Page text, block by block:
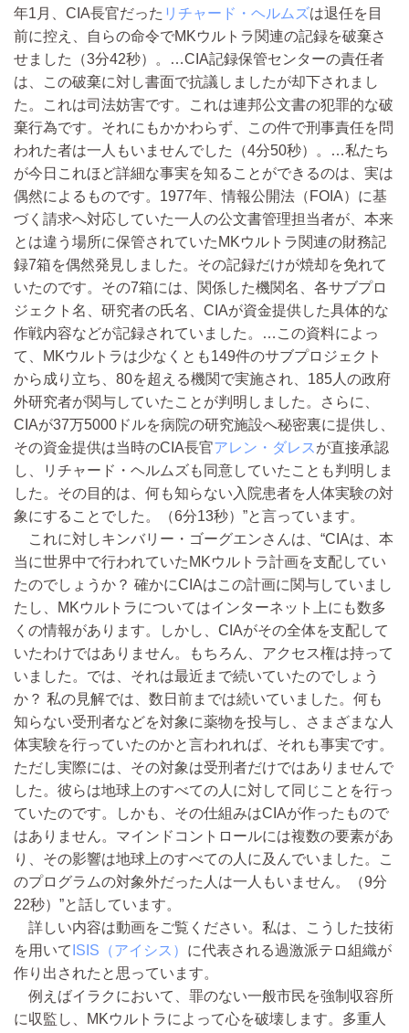
年1月、CIA長官だった リチャード・ヘルムズは退任を目
前に控え、自らの命令でMKウルトラ関連の記録を破棄さ
せました（3分42秒）。…CIA記録保管センターの責任者
は、この破棄に対し書面で抗議しましたが却下されまし
た。これは司法妨害です。これは連邦公文書の犯罪的な破
棄行為です。それにもかかわらず、この件で刑事責任を問
われた者は一人もいませんでした（4分50秒）。…私たち
が今日これほど詳細な事実を知ることができるのは、実は
偶然によるものです。1977年、情報公開法（FOIA）に基
づく請求へ対応していた一人の公文書管理担当者が、本来
とは違う場所に保管されていたMKウルトラ関連の財務記
録7箱を偶然発見しました。その記録だけが焼却を免れて
いたのです。その7箱には、関係した機関名、各サブプロ
ジェクト名、研究者の氏名、CIAが資金提供した具体的な
作戦内容などが記録されていました。…この資料によっ
て、MKウルトラは少なくとも149件のサブプロジェクト
から成り立ち、80を超える機関で実施され、185人の政府
外研究者が関与していたことが判明しました。さらに、
CIAが37万5000ドルを病院の研究施設へ秘密裏に提供し、
その資金提供は当時のCIA長官アレン・ダレス が直接承認
し、リチャード・ヘルムズも同意していたことも判明しま
した。その目的は、何も知らない入院患者を人体実験の対
象にすることでした。（6分13秒）”と言っています。
これに対しキンバリー・ゴーグエンさんは、“CIAは、本
当に世界中で行われていたMKウルトラ計画を支配してい
たのでしょうか？ 確かにCIAはこの計画に関与していまし
たし、MKウルトラについてはインターネット上にも数多
くの情報があります。しかし、CIAがその全体を支配して
いたわけではありません。もちろん、アクセス権は持って
いました。では、それは最近まで続いていたのでしょう
か？ 私の見解では、数日前までは続いていました。何も
知らない受刑者などを対象に薬物を投与し、さまざまな人
体実験を行っていたのかと言われれば、それも事実です。
ただし実際には、その対象は受刑者だけではありませんで
した。彼らは地球上のすべての人に対して同じことを行っ
ていたのです。しかも、その仕組みはCIAが作ったもので
はありません。マインドコントロールには複数の要素があ
り、その影響は地球上のすべての人に及んでいました。こ
のプログラムの対象外だった人は一人もいません。（9分
22秒）”と話しています。
詳しい内容は動画をご覧ください。私は、こうした技術
を用いて ISIS（アイシス） に代表される過激派テロ組織が
作り出されたと思っています。
例えばイラクにおいて、罪のない一般市民を強制収容所
に収監し、MKウルトラによって心を破壊します。多重人